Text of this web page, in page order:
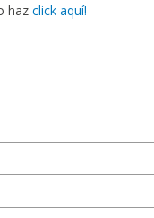
haz click aquí!